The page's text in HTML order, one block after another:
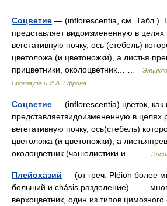
Соцветие — (inflorescentia, см. Табл.).
представляет видоизмененную в
вегетативную почку, ось (стебель)
цветоложа (и цветоножки), а листья
прицветники, околоцветник… …
Брокгауза и И.А. Ефрона
Соцветие — (inflorescentia) цветок, как
представляетвидоизмененную в целях
вегетативную почку, ось(стебель)
цветоложа (и цветоножки), а
околоцветник (чашелистики и… …
Плейохазий — (от греч. Pléiōn более
больший и chásis разделение)
верхоцветник, один из типов цимозного